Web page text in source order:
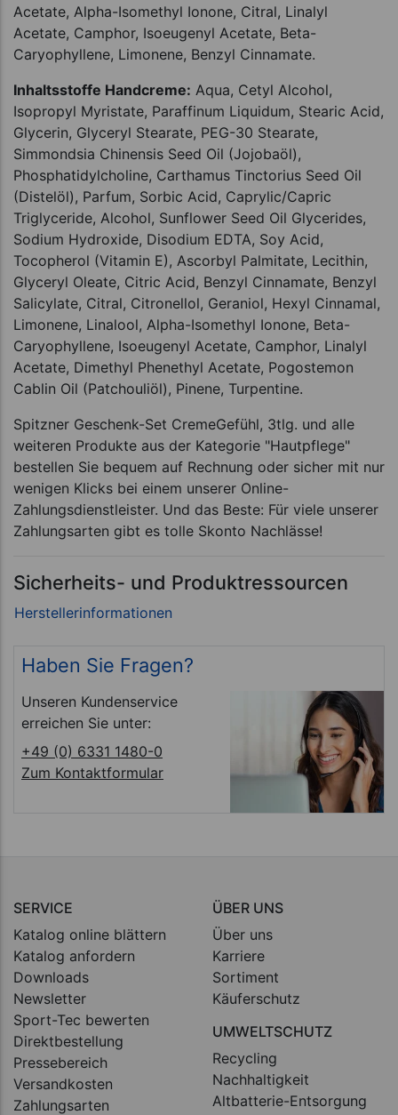
Acetate, Alpha-Isomethyl Ionone, Citral, Linalyl
Acetate, Camphor, Isoeugenyl Acetate, Beta-
Caryophyllene, Limonene, Benzyl Cinnamate.
Inhaltsstoffe Handcreme: Aqua, Cetyl Alcohol,
Isopropyl Myristate, Paraffinum Liquidum, Stearic Acid,
Glycerin, Glyceryl Stearate, PEG-30 Stearate,
Simmondsia Chinensis Seed Oil (Jojobaöl),
Phosphatidylcholine, Carthamus Tinctorius Seed Oil
(Distelöl), Parfum, Sorbic Acid, Caprylic/Capric
Triglyceride, Alcohol, Sunflower Seed Oil Glycerides,
Sodium Hydroxide, Disodium EDTA, Soy Acid,
Tocopherol (Vitamin E), Ascorbyl Palmitate, Lecithin,
Glyceryl Oleate, Citric Acid, Benzyl Cinnamate, Benzyl
Salicylate, Citral, Citronellol, Geraniol, Hexyl Cinnamal,
Limonene, Linalool, Alpha-Isomethyl Ionone, Beta-
Caryophyllene, Isoeugenyl Acetate, Camphor, Linalyl
Acetate, Dimethyl Phenethyl Acetate, Pogostemon
Cablin Oil (Patchouliöl), Pinene, Turpentine.
Spitzner Geschenk-Set CremeGefühl, 3tlg. und alle
weiteren Produkte aus der Kategorie "Hautpflege"
bestellen Sie bequem auf Rechnung oder sicher mit nur
wenigen Klicks bei einem unserer Online-
Zahlungsdienstleister. Und das Beste: Für viele unserer
Zahlungsarten gibt es tolle Skonto Nachlässe!
Sicherheits- und Produktressourcen
Haben Sie Fragen?
Unseren Kundenservice
erreichen Sie unter:
+49 (0) 6331 1480-0
Zum Kontaktformular
SERVICE
Katalog online blättern
Katalog anfordern
Downloads
Newsletter
Sport-Tec bewerten
Direktbestellung
Pressebereich
Versandkosten
Zahlungsarten
ÜBER UNS
Über uns
Karriere
Sortiment
Käuferschutz
UMWELTSCHUTZ
Recycling
Nachhaltigkeit
Altbatterie-Entsorgung